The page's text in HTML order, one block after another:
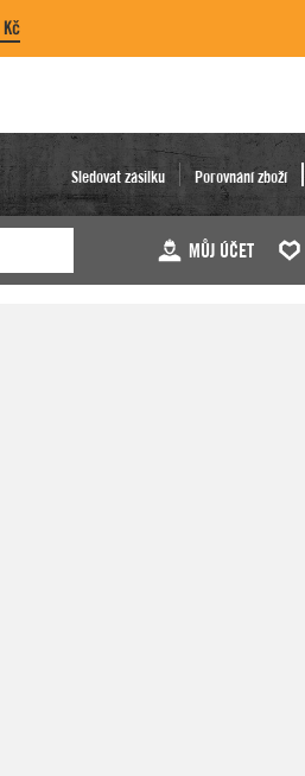
Sledovat zásilku Porovnání zboží
MŮJ ÚČET